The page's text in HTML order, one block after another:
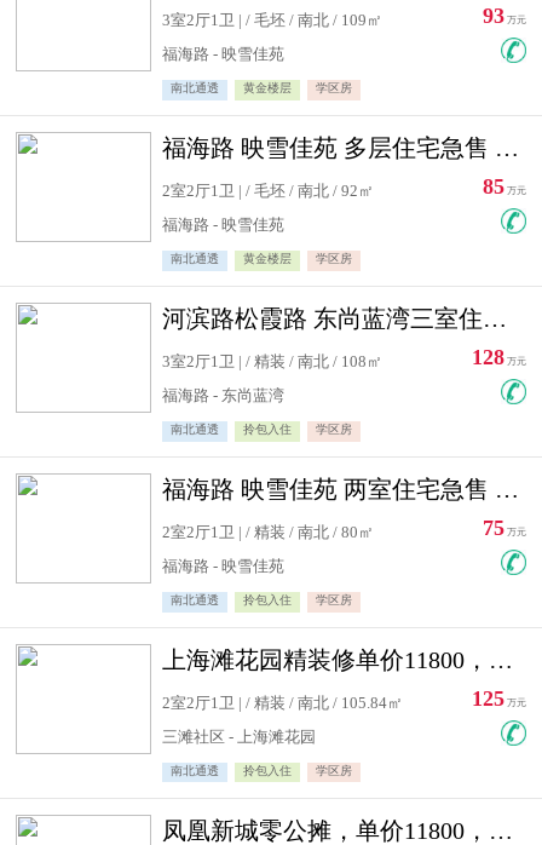
3室2厅1卫 | / 毛坯 / 南北 / 109㎡
福海路 - 映雪佳苑
南北通透 黄金楼层 学区房
93 万元
福海路 映雪佳苑 多层住宅急售 可公积金贷款
2室2厅1卫 | / 毛坯 / 南北 / 92㎡
福海路 - 映雪佳苑
南北通透 黄金楼层 学区房
85 万元
河滨路松霞路 东尚蓝湾三室住宅急售
3室2厅1卫 | / 精装 / 南北 / 108㎡
福海路 - 东尚蓝湾
南北通透 拎包入住 学区房
128 万元
福海路 映雪佳苑 两室住宅急售 可公积金贷款
2室2厅1卫 | / 精装 / 南北 / 80㎡
福海路 - 映雪佳苑
南北通透 拎包入住 学区房
75 万元
上海滩花园精装修单价11800，价格最低的两居室，无敌视野
2室2厅1卫 | / 精装 / 南北 / 105.84㎡
三滩社区 - 上海滩花园
南北通透 拎包入住 学区房
125 万元
凤凰新城零公摊，单价11800，白银楼层，一个车库另算